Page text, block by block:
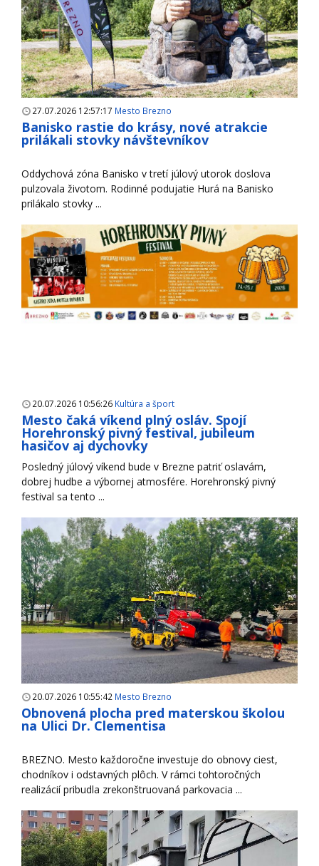
27.07.2026 12:57:17 Mesto Brezno
Banisko rastie do krásy, nové atrakcie
prilákali stovky návštevníkov
Oddychová zóna Banisko v tretí júlový utorok doslova
pulzovala životom. Rodinné podujatie Hurá na Banisko
prilákalo stovky ...
20.07.2026 10:56:26 Kultúra a šport
Mesto čaká víkend plný osláv. Spojí
Horehronský pivný festival, jubileum
hasičov aj dychovky
Posledný júlový víkend bude v Brezne patriť oslavám,
dobrej hudbe a výbornej atmosfére. Horehronský pivný
festival sa tento ...
20.07.2026 10:55:42 Mesto Brezno
Obnovená plocha pred materskou školou
na Ulici Dr. Clementisa
BREZNO. Mesto každoročne investuje do obnovy ciest,
chodníkov i odstavných plôch. V rámci tohtoročných
realizácií pribudla zrekonštruovaná parkovacia ...